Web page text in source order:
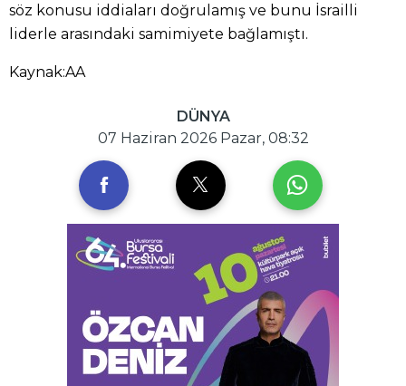
söz konusu iddiaları doğrulamış ve bunu İsrailli
liderle arasındaki samimiyete bağlamıştı.
Kaynak:AA
DÜNYA
07 Haziran 2026 Pazar, 08:32